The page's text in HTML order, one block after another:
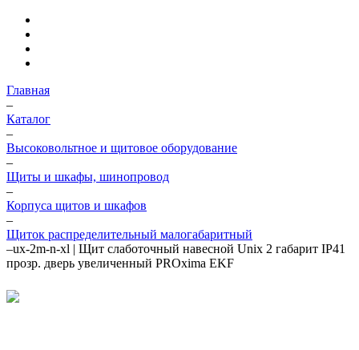
Главная
–
Каталог
–
Высоковольтное и щитовое оборудование
–
Щиты и шкафы, шинопровод
–
Корпуса щитов и шкафов
–
Щиток распределительный малогабаритный
–ux-2m-n-xl | Щит слаботочный навесной Unix 2 габарит IP41
прозр. дверь увеличенный PROxima EKF